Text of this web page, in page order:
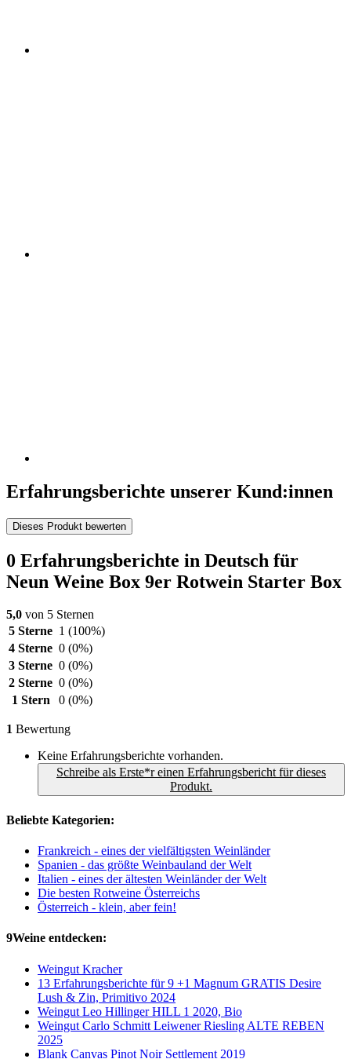
Erfahrungsberichte unserer Kund:innen
Dieses Produkt bewerten
0 Erfahrungsberichte in Deutsch für
Neun Weine Box 9er Rotwein Starter Box
5,0 von 5 Sternen
5 Sterne 1 (100%)
4 Sterne 0 (0%)
3 Sterne 0 (0%)
2 Sterne 0 (0%)
1 Stern
0 (0%)
1 Bewertung
Keine Erfahrungsberichte vorhanden.
Schreibe als Erste*r einen Erfahrungsbericht für dieses
Produkt.
Beliebte Kategorien:
Frankreich - eines der vielfältigsten Weinländer
Spanien - das größte Weinbauland der Welt
Italien - eines der ältesten Weinländer der Welt
Die besten Rotweine Österreichs
Österreich - klein, aber fein!
9Weine entdecken:
Weingut Kracher
13 Erfahrungsberichte für 9 +1 Magnum GRATIS Desire
Lush & Zin, Primitivo 2024
Weingut Leo Hillinger HILL 1 2020, Bio
Weingut Carlo Schmitt Leiwener Riesling ALTE REBEN
2025
Blank Canvas Pinot Noir Settlement 2019